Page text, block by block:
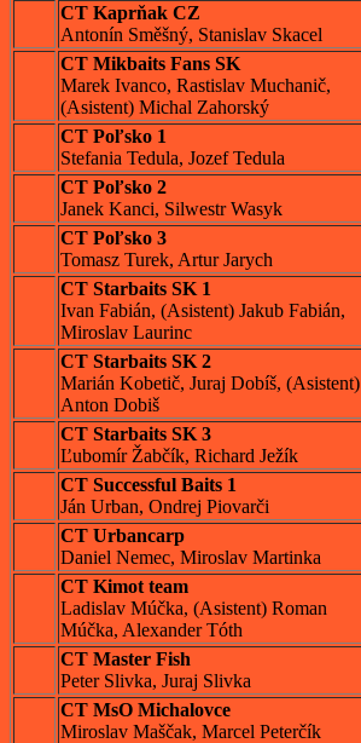
CT Kaprňak CZ
Antonín Směšný, Stanislav Skacel
CT Mikbaits Fans SK
Marek Ivanco, Rastislav Muchanič,
(Asistent) Michal Zahorský
CT Poľsko 1
Stefania Tedula, Jozef Tedula
CT Poľsko 2
Janek Kanci, Silwestr Wasyk
CT Poľsko 3
Tomasz Turek, Artur Jarych
CT Starbaits SK 1
Ivan Fabián, (Asistent) Jakub Fabián,
Miroslav Laurinc
CT Starbaits SK 2
Marián Kobetič, Juraj Dobíš, (Asistent)
Anton Dobiš
CT Starbaits SK 3
Ľubomír Žabčík, Richard Ježík
CT Successful Baits 1
Ján Urban, Ondrej Piovarči
CT Urbancarp
Daniel Nemec, Miroslav Martinka
CT Kimot team
Ladislav Múčka, (Asistent) Roman
Múčka, Alexander Tóth
CT Master Fish
Peter Slivka, Juraj Slivka
CT MsO Michalovce
Miroslav Maščak, Marcel Peterčík